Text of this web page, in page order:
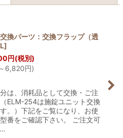
換パーツ：交換フラップ（透
]
円(税別)
～6,820円)
は、消耗品として交換・ご注
ELM-254は施錠ユニット交換
。）下記をご覧になり、お使
番をご確認下さい。 ご注文可